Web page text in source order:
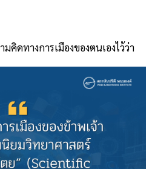
คิดทางการเมืองของตนเองไว้ว่า